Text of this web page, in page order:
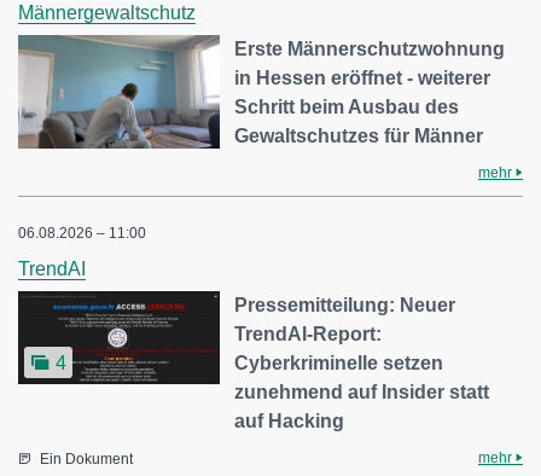
Männergewaltschutz
Erste Männerschutzwohnung
in Hessen eröffnet - weiterer
Schritt beim Ausbau des
Gewaltschutzes für Männer
mehr
06.08.2026 – 11:00
TrendAI
4
Pressemitteilung: Neuer
TrendAI-Report:
Cyberkriminelle setzen
zunehmend auf Insider statt
auf Hacking
Ein Dokument mehr